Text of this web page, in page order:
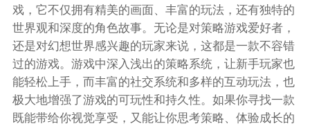
戏，它不仅拥有精美的画面、丰富的玩法，还有独特的
世界观和深度的角色故事。无论是对策略游戏爱好者，
还是对幻想世界感兴趣的玩家来说，这都是一款不容错
过的游戏。游戏中深入浅出的策略系统，让新手玩家也
能轻松上手，而丰富的社交系统和多样的互动玩法，也
极大地增强了游戏的可玩性和持久性。如果你寻找一款
既能带给你视觉享受，又能让你思考策略、体验成长的